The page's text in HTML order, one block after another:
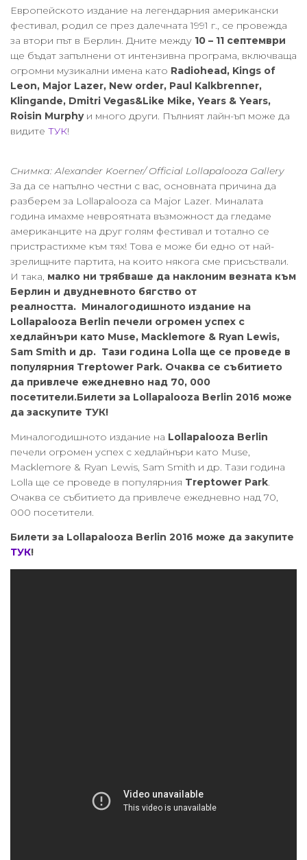
Европейското издание на легендарния американски
фестивал, родил се през далечната 1991 г., се провежда
за втори път в Берлин. Дните между 10 – 11 септември
ще бъдат запълнени от интензивна програма, включваща
огромни музикални имена като Radiohead, Kings of
Leon, Major Lazer, New order, Paul Kalkbrenner,
Klingande, Dmitri Vegas&Like Mike, Years & Years,
Roisin Murphyи много други. Пълният лайн-ъп може да
видите ТУК!
Снимка: Alexander Koerner/ Official Lollapalooza Gallery
За да се напълно честни с вас, основната причина да
разберем за Lollapalooza са Major Lazer. Миналата
година имахме невроятната възможност да гледаме
американците на друг голям фестивал и тотално се
пристрастихме към тях! Това е може би едно от най-
зрелищните партита, на които някога сме присъствали.
И така, малко ни трябваше да наклоним везната към
Берлин и двудневното бягство от
реалността. Миналогодишното издание на
Lollapalooza Berlin печели огромен успех с
хедлайнъри като Muse, Macklemore & Ryan Lewis,
Sam Smith и др. Тази година Lolla ще се проведе в
популярния Treptower Park. Очаква се събитието
да привлече ежедневно над 70, 000
посетители.Билети за Lollapalooza Berlin 2016 може
да заскупите ТУК!
Миналогодишното издание на Lollapalooza Berlin
печели огромен успех с хедлайнъри като Muse,
Macklemore & Ryan Lewis, Sam Smith и др. Тази година
Lolla ще се проведе в популярния Treptower Park.
Очаква се събитието да привлече ежедневно над 70,
000 посетители.
Билети за Lollapalooza Berlin 2016 може да закупите
ТУК!